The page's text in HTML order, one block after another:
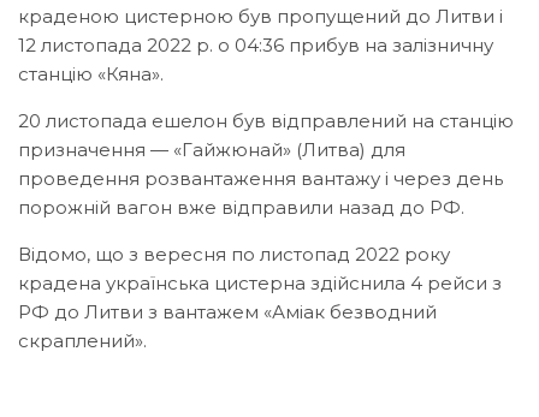
краденою цистерною був пропущений до Литви і
12 листопада 2022 р. о 04:36 прибув на залізничну
станцію «Кяна».
20 листопада ешелон був відправлений на станцію
призначення — «Гайжюнай» (Литва) для
проведення розвантаження вантажу і через день
порожній вагон вже відправили назад до РФ.
Відомо, що з вересня по листопад 2022 року
крадена українська цистерна здійснила 4 рейси з
РФ до Литви з вантажем «Аміак безводний
скраплений».